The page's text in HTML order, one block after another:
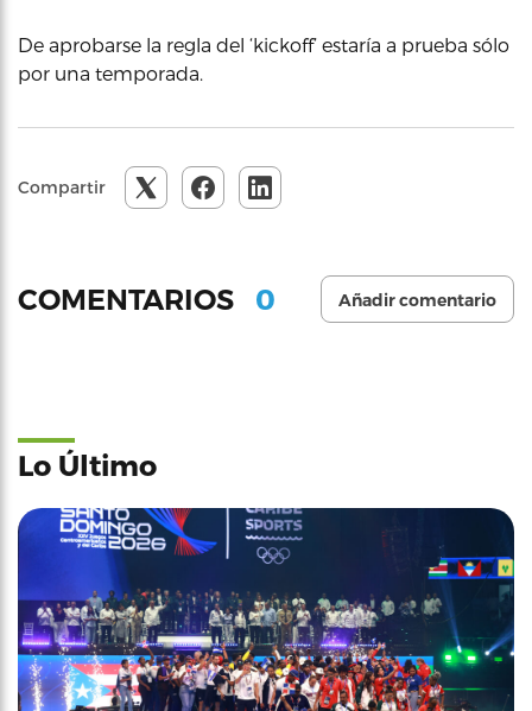
De aprobarse la regla del ‘kickoff’ estaría a prueba sólo
por una temporada.
Compartir
COMENTARIOS 0 Añadir comentario
Lo Último